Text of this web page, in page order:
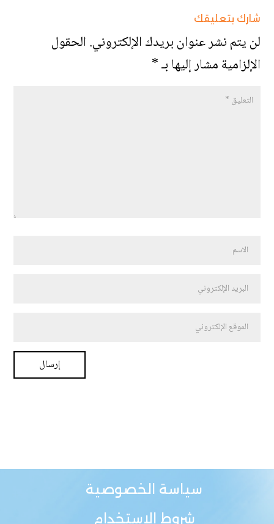
شارك بتعليقك
لن يتم نشر عنوان بريدك الإلكتروني.الحقول
الإلزامية مشار إليها بـ*
سياسة الخصوصية
شروط الاستخدام